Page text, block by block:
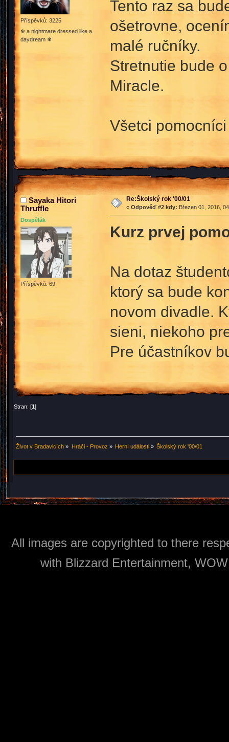
Příspěvků: 3225
❄ a nightmare dressed like a
daydream ❄
Tento raz sa
ošetrovne,
malé ručníky.
Stretnutie bude
Miracle.
Všetci
Sayaka Hitori
Thruffle
Dospělák
Příspěvků: 69
Re:Školský rok '00/01
« Odpověď #2 kdy: Březen 01, 2016,
Kurz prvej
Na dotaz
ktorý sa bude
novom divadle.
sieni, niekoho
Pre účastníkov
Stran: [1]
Život v Bradavicích » Hráči - Provoz » Herní události» Školský rok '00/01
All images are copyrighted to there
with Blizzard Entertainment,